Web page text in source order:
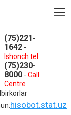
(75)221-
1642 -
Ishonch tel.
(75)230-
8000 - Call
Centre
hisobot.stat.uz